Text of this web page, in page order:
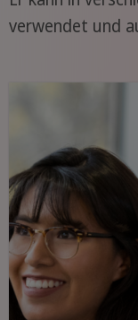
verwendet und